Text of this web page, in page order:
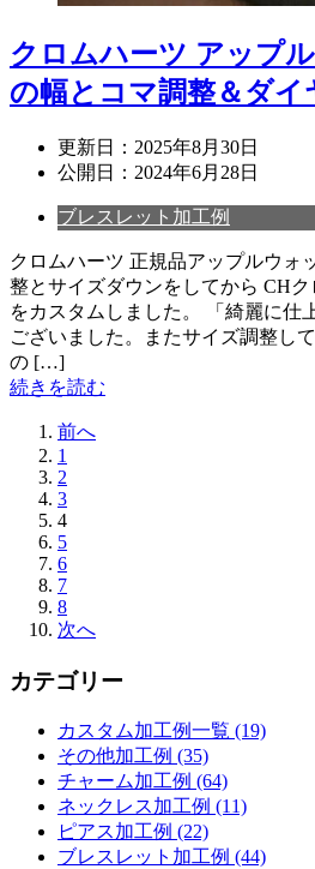
クロムハーツ アップ
の幅とコマ調整＆ダイ
更新日： 2025年8月30日
公開日： 2024年6月28日
ブレスレット加工例
クロムハーツ 正規品アップルウォ
整とサイズダウンをしてから CH
をカスタムしました。 「綺麗に仕
ございました。またサイズ調整し
の […]
続きを読む
前へ
1
2
3
4
5
6
7
8
次へ
カテゴリー
カスタム加工例一覧 (19)
その他加工例 (35)
チャーム加工例 (64)
ネックレス加工例 (11)
ピアス加工例 (22)
ブレスレット加工例 (44)